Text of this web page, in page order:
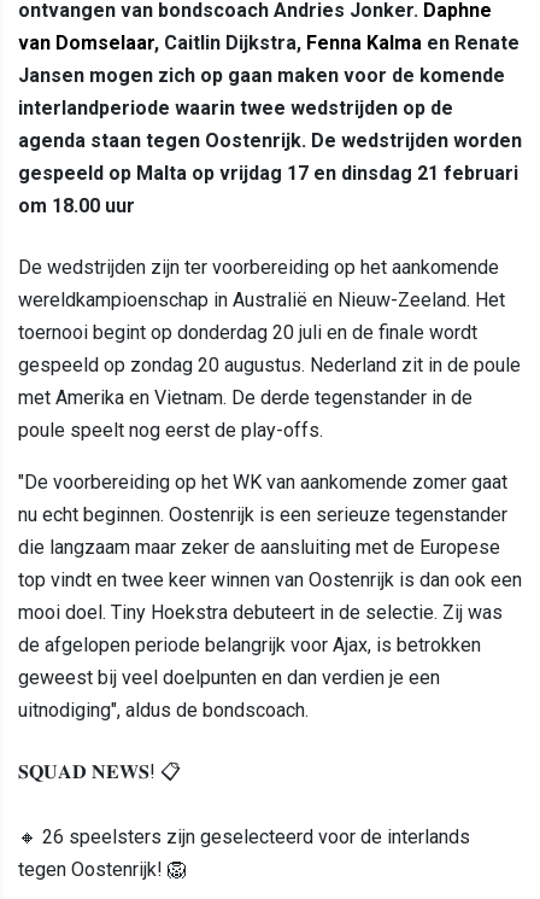
ontvangen van bondscoach Andries Jonker. Daphne
van Domselaar, Caitlin Dijkstra, Fenna Kalma en Renate
Jansen mogen zich op gaan maken voor de komende
interlandperiode waarin twee wedstrijden op de
agenda staan tegen Oostenrijk. De wedstrijden worden
gespeeld op Malta op vrijdag 17 en dinsdag 21 februari
om 18.00 uur
De wedstrijden zijn ter voorbereiding op het aankomende
wereldkampioenschap in Australië en Nieuw-Zeeland. Het
toernooi begint op donderdag 20 juli en de finale wordt
gespeeld op zondag 20 augustus. Nederland zit in de poule
met Amerika en Vietnam. De derde tegenstander in de
poule speelt nog eerst de play-offs.
"De voorbereiding op het WK van aankomende zomer gaat
nu echt beginnen. Oostenrijk is een serieuze tegenstander
die langzaam maar zeker de aansluiting met de Europese
top vindt en twee keer winnen van Oostenrijk is dan ook een
mooi doel. Tiny Hoekstra debuteert in de selectie. Zij was
de afgelopen periode belangrijk voor Ajax, is betrokken
geweest bij veel doelpunten en dan verdien je een
uitnodiging", aldus de bondscoach.
𝐒𝐐𝐔𝐀𝐃 𝐍𝐄𝐖𝐒! 📋
🔸 26 speelsters zijn geselecteerd voor de interlands
tegen Oostenrijk! 🦁